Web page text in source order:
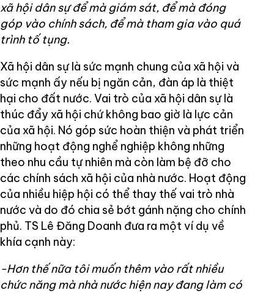
xã hội dân sự để mà giám sát, để mà đóng
góp vào chính sách, để mà tham gia vào quá
trình tố tụng.
Xã hội dân sự là sức mạnh chung của xã hội và
sức mạnh ấy nếu bị ngăn cản, đàn áp là thiệt
hại cho đất nước. Vai trò của xã hội dân sự là
thúc đẩy xã hội chứ không bao giờ là lực cản
của xã hội. Nó góp sức hoàn thiện và phát triển
những hoạt động nghể nghiệp không những
theo nhu cầu tự nhiên mà còn làm bệ đỡ cho
các chính sách xã hội của nhà nước. Hoạt động
của nhiều hiệp hội có thể thay thế vai trò nhà
nước và do đó chia sẻ bớt gánh nặng cho chính
phủ. TS Lê Đăng Doanh đưa ra một ví dụ về
khía cạnh này:
-Hơn thế nữa tôi muốn thêm vào rất nhiều
chức năng mà nhà nước hiện nay đang làm có